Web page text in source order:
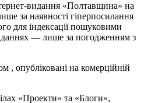
видання «Полтавщина» на
за наявності гіперпосилання
для індексації пошуковими
— лише за погодженням з
, опубліковані на комерційній
«Проекти» та «Блоги»,